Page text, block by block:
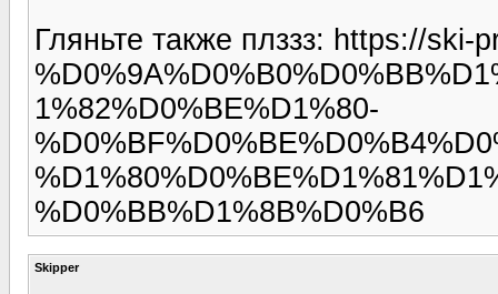
Гляньте также плззз: https://ski-
1%82%D0%BE%D1%80-
%D0%BB%D1%8B%D0%B6
Skipper